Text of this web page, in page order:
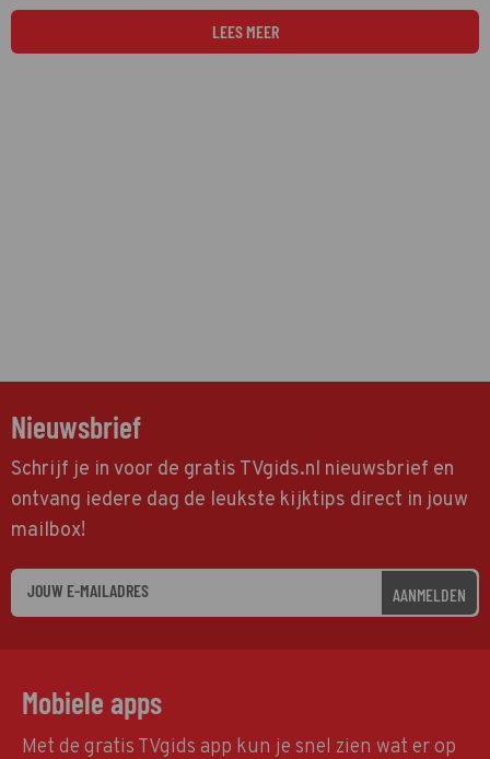
LEES MEER
Nieuwsbrief
Schrijf je in voor de gratis TVgids.nl nieuwsbrief en
ontvang iedere dag de leukste kijktips direct in jouw
mailbox!
AANMELDEN
Mobiele apps
Met de gratis TVgids app kun je snel zien wat er op